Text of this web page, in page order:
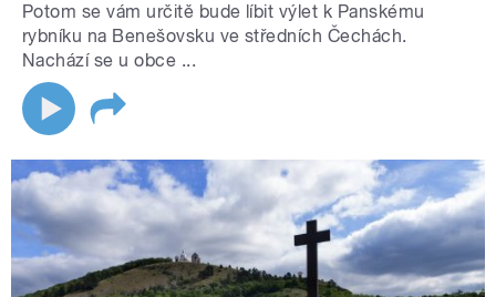
Potom se vám určitě bude líbit výlet k Panskému
rybníku na Benešovsku ve středních Čechách.
Nachází se u obce ...